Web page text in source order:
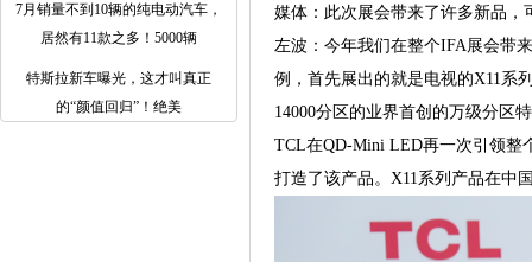
7月销量不到10辆的纯电动汽车，
居然有11款之多！5000辆
特斯拉新车曝光，这才叫真正
的“颜值回归”！绝美
媒体：此次展会带来了许多新品
左波：今年我们在整个IFA展会带
例，首先展出的就是电视的X11系
14000分区的业界首创的万级分区
TCL在QD-Mini LED再一次引领整
打造了该产品。X11系列产品在中